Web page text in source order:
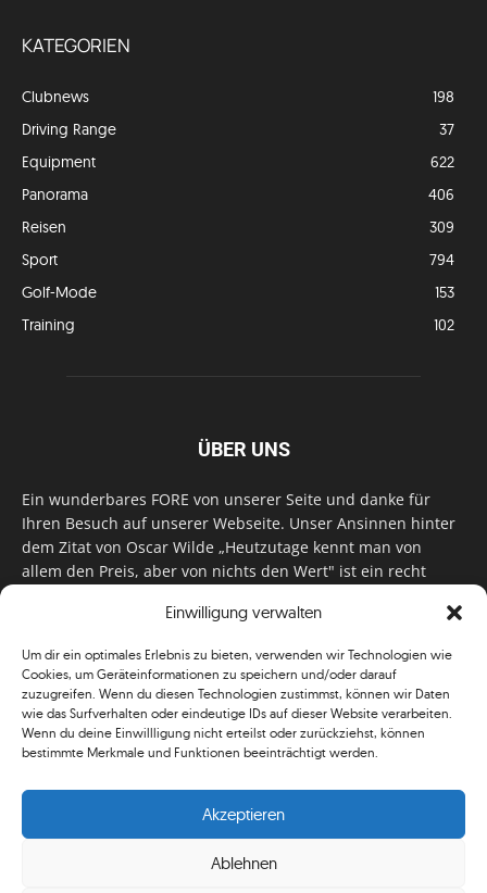
Einwilligung verwalten
Um dir ein optimales Erlebnis zu bieten, verwenden wir Technologien wie
Cookies, um Geräteinformationen zu speichern und/oder darauf
zuzugreifen. Wenn du diesen Technologien zustimmst, können wir Daten
wie das Surfverhalten oder eindeutige IDs auf dieser Website verarbeiten.
Wenn du deine Einwillligung nicht erteilst oder zurückziehst, können
bestimmte Merkmale und Funktionen beeinträchtigt werden.
Akzeptieren
Ablehnen
KATEGORIEN
Clubnews
198
Driving Range
37
Equipment
622
Panorama
406
Reisen
309
Sport
794
Golf-Mode
153
Training
102
ÜBER UNS
Ein wunderbares FORE von unserer Seite und danke für
Ihren Besuch auf unserer Webseite. Unser Ansinnen hinter
dem Zitat von Oscar Wilde „Heutzutage kennt man von
allem den Preis, aber von nichts den Wert" ist ein recht
für Monat unser Bestes, um Sie mit außergewöhnlichen
zu versorgen. Im Magazin, auf unserer Website & auf
unseren Social Media Plattformen! Das verdient im
klassischen Wortsinn nicht nur Anerkennung!